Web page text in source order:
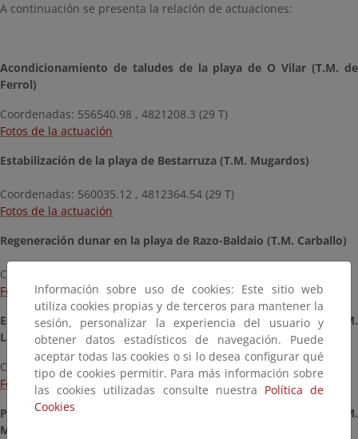
A continuación se presenta la relación de actuaciones:
Acondicionamiento de taludes de la playa de O Vilar (T.M. de
Ferrol)
Coordenadas: 556540.98 , 4821208.3 (29 T)
Fotos de la actuación
Estabilización de la playa de Bestarruza (T.M. Mugardos)
Coordenadas: 560035.12 , 4812364.54 (29 T)
Fotos de la actuación
Regeneración dunar en la playa de Razo-Baldaio (T.M. Carballo)
Coordenadas: 524764.34 , 4793342.5 (29 T)
Fotos de la actuación
Estabilización de taludes en el paseo-senda de Caión (T.M.
Laracha)
Coordenadas: 531825.94 , 4796585.28 (29 T)
Fotos de la actuación
Protección y estabilización del talud en el paseo de Malpica (T.M.
Malpica)
Información sobre uso de cookies: Este sitio web
utiliza cookies propias y de terceros para mantener la
sesión, personalizar la experiencia del usuario y
obtener datos estadísticos de navegación. Puede
aceptar todas las cookies o si lo desea configurar qué
tipo de cookies permitir. Para más información sobre
las cookies utilizadas consulte nuestra Política de
Cookies